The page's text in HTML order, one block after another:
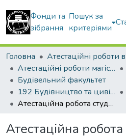
Фонди та
зібрання
Пошук за
критеріями
Головна
Атестаційні роботи магістрів
Будівельний факультет
192 Будівництво та цивільна інженерія. Промислове і цивільне будівництво
Атестаційна робота студента Цимбалюка Олега Анатолійовича
Атестаційна